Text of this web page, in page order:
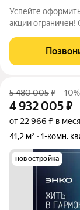
Успейте
акции ограничен!
звоните в офис
Просторная 1-
5 480 005₽ –10%
4 932 005₽
от 22 966 ₽ в
41,2 м²
1-комн.
новостройка